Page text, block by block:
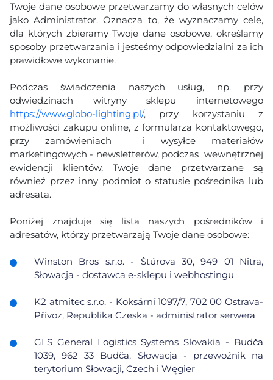
Twoje dane osobowe przetwarzamy do własnych celów
jako Administrator. Oznacza to, że wyznaczamy cele,
dla których zbieramy Twoje dane osobowe, określamy
sposoby przetwarzania i jesteśmy odpowiedzialni za ich
prawidłowe wykonanie.
Podczas świadczenia naszych usług, np. przy
odwiedzinach witryny sklepu internetowego
https://www.globo-lighting.pl/, przy korzystaniu z
możliwości zakupu online, z formularza kontaktowego,
przy zamówieniach i wysyłce materiałów
marketingowych - newsletterów, podczas wewnętrznej
ewidencji klientów, Twoje dane przetwarzane są
również przez inny podmiot o statusie pośrednika lub
adresata.
Poniżej znajduje się lista naszych pośredników i
adresatów, którzy przetwarzają Twoje dane osobowe:
Winston Bros s.r.o. - Štúrova 30, 949 01 Nitra,
Słowacja - dostawca e-sklepu i webhostingu
K2 atmitec s.r.o. - Koksární 1097/7, 702 00 Ostrava-
Přívoz, Republika Czeska - administrator serwera
GLS General Logistics Systems Slovakia - Budča
1039, 962 33 Budča, Słowacja - przewoźnik na
terytorium Słowacji, Czech i Węgier